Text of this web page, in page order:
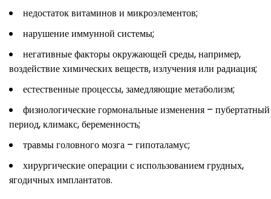
недостаток витаминов и микроэлементов;
нарушение иммунной системы;
негативные факторы окружающей среды, например,
воздействие химических веществ, излучения или радиация;
естественные процессы, замедляющие метаболизм;
физиологические гормональные изменения – пубертатный
период, климакс, беременность;
травмы головного мозга – гипоталамус;
хирургические операции с использованием грудных,
ягодичных имплантатов.